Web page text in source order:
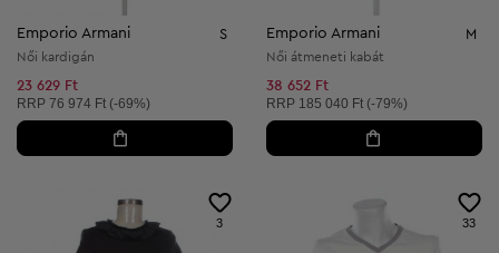
Emporio Armani S
Női kardigán
23 629 Ft
Ajánlott ár:
RRP 76 974 Ft (-69%)
Emporio Armani M
Női átmeneti kabát
38 652 Ft
Ajánlott ár:
RRP 185 040 Ft (-79%)
3 33